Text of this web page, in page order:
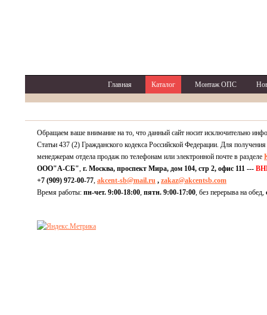
Главная Каталог Монтаж ОПС
Обращаем ваше внимание на то, что данный сайт носит исключительно
Статьи 437 (2) Гражданского кодекса Российской Федерации. Для
менеджерам отдела продаж по телефонам или электронной почте в разделе
ООО"А-СБ", г. Москва, проспект Мира, дом 104, стр 2, офис 111 ---
+7 (909) 972-00-77, akcent-sb@mail.ru , zakaz@akcentsb.com
Время работы: пн-чет. 9:00-18:00, пятн. 9:00-17:00, без перерыва на обед,